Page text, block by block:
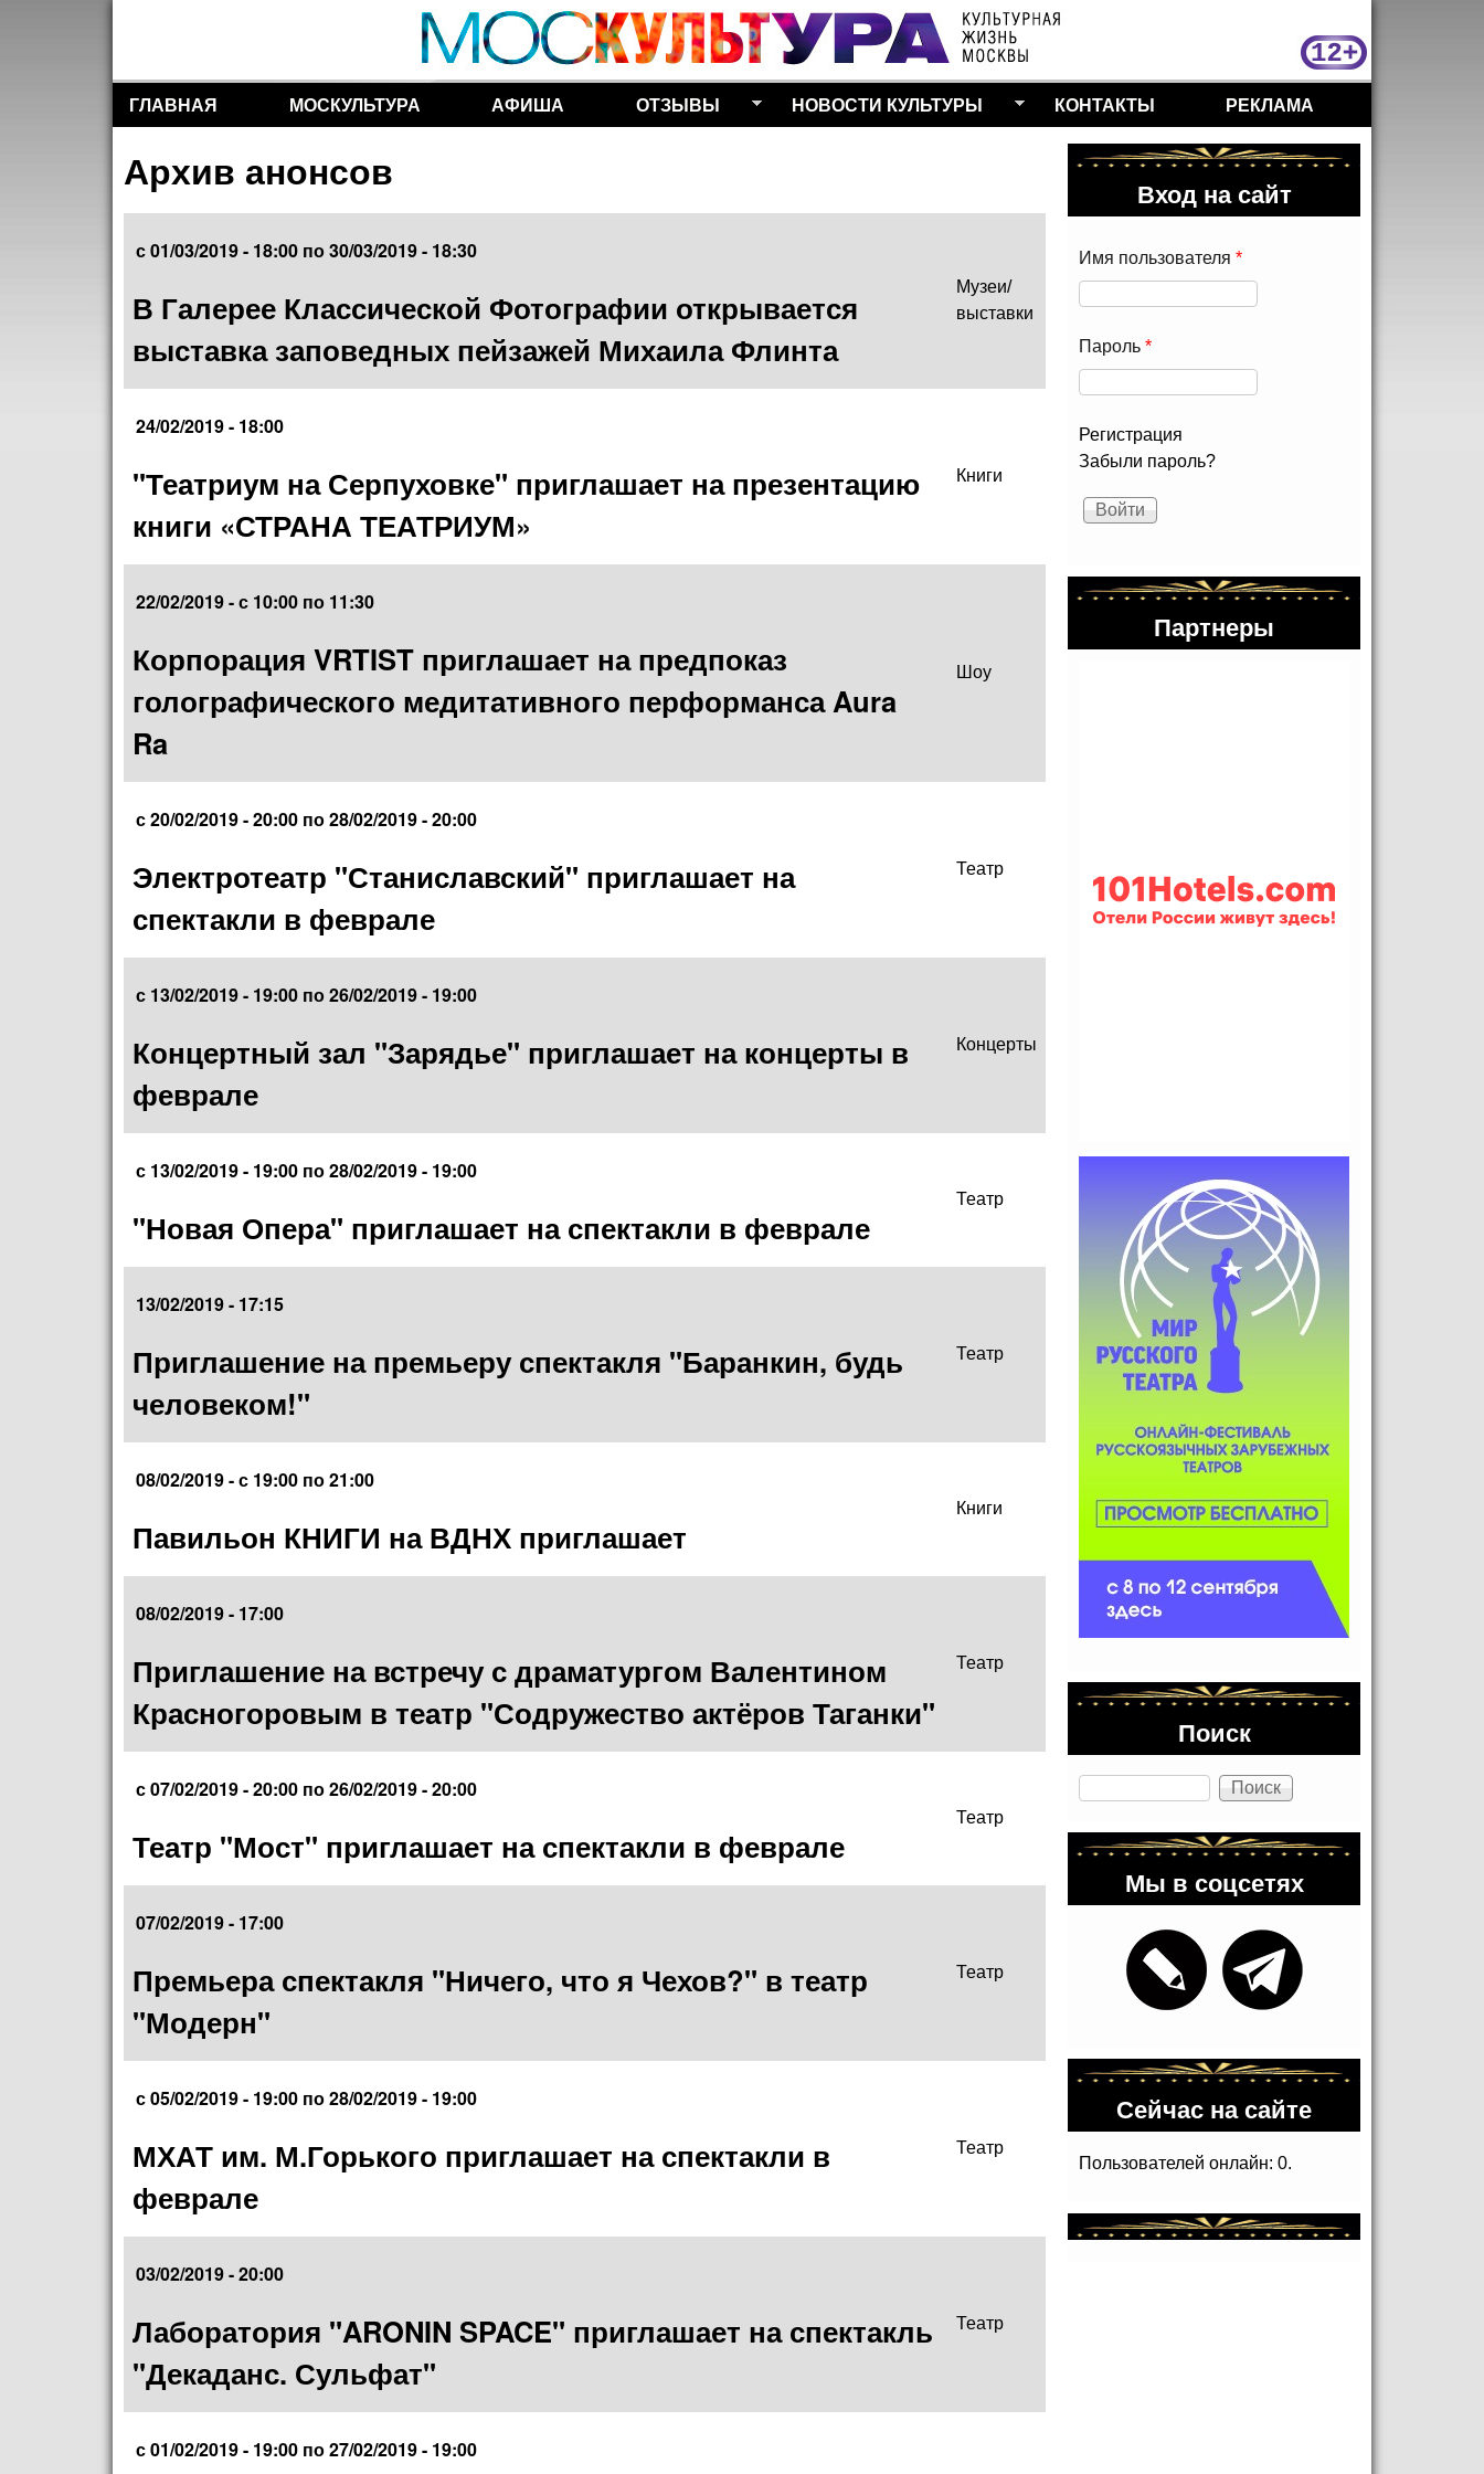
Перейти к основному
содержанию
Разделы сайта
ГЛАВНАЯ МОСКУЛЬТУРА АФИША ОТЗЫВЫ НОВОСТИ КУЛЬТУРЫ КОНТАКТЫ РЕКЛАМА
Архив анонсов
с01/03/2019 - 18:00 по30/03/2019 - 18:30
В Галерее Классической Фотографии открывается
выставка заповедных пейзажей Михаила Флинта
Музеи/
выставки
24/02/2019 - 18:00
"Театриум на Серпуховке" приглашает на презентацию
книги «СТРАНА ТЕАТРИУМ»
Книги
22/02/2019 -с 10:00 по 11:30
Корпорация VRTIST приглашает на предпоказ
голографического медитативного перформанса Aura
Ra
Шоу
с20/02/2019 - 20:00 по28/02/2019 - 20:00
Электротеатр "Станиславский" приглашает на
спектакли в феврале
Театр
с 13/02/2019 - 19:00 по26/02/2019 - 19:00
Концертный зал "Зарядье" приглашает на концерты в
феврале
Концерты
с 13/02/2019 - 19:00 по28/02/2019 - 19:00
"Новая Опера" приглашает на спектакли в феврале
Театр
13/02/2019 - 17:15
Приглашение на премьеру спектакля "Баранкин, будь
человеком!"
Театр
08/02/2019 -с 19:00 по21:00
Павильон КНИГИ на ВДНХ приглашает
Книги
08/02/2019 - 17:00
Приглашение на встречу с драматургом Валентином
Красногоровым в театр "Содружество актёров Таганки"
Театр
с07/02/2019 - 20:00 по26/02/2019 - 20:00
Театр "Мост" приглашает на спектакли в феврале
Театр
07/02/2019 - 17:00
Премьера спектакля "Ничего, что я Чехов?" в театр
"Модерн"
Театр
с05/02/2019 - 19:00 по28/02/2019 - 19:00
МХАТ им. М.Горького приглашает на спектакли в
феврале
Театр
03/02/2019 - 20:00
Лаборатория "ARONIN SPACE" приглашает на спектакль
"Декаданс. Сульфат"
Театр
с01/02/2019 - 19:00 по27/02/2019 - 19:00
Вход на сайт
Имя пользователя *
Пароль *
Регистрация
Забыли пароль?
Партнеры
Поиск
Поиск
Мы в соцсетях
Сейчас на сайте
Пользователей онлайн: 0.